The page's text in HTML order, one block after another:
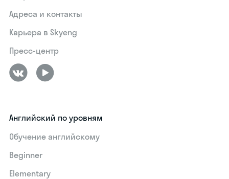
Адреса и контакты
Карьера в Skyeng
Пресс-центр
Английский по уровням
Обучение английскому
Beginner
Elementary